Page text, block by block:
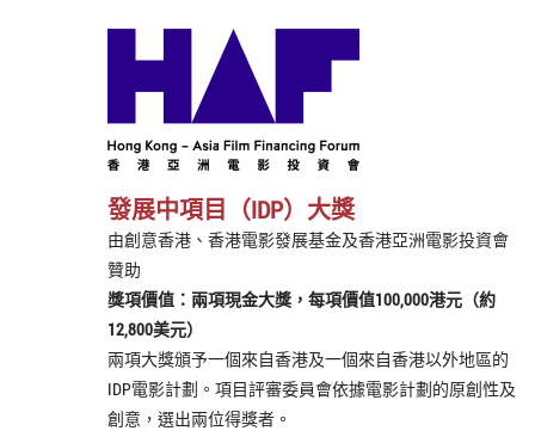
發展中項目（IDP）大獎
由創意香港、香港電影發展基金及香港亞洲電影投資會
贊助
獎項價值：兩項現金大獎，每項價值100,000港元（約
12,800美元）
兩項大獎頒予一個來自香港及一個來自香港以外地區的
IDP電影計劃。項目評審委員會依據電影計劃的原創性及
創意，選出兩位得獎者。